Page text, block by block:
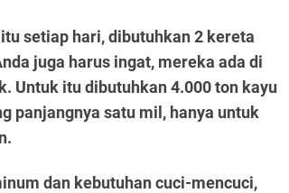
setiap hari, dibutuhkan 2 kereta
juga harus ingat, mereka ada di
Untuk itu dibutuhkan 4.000 ton kayu
panjangnya satu mil, hanya untuk
dan kebutuhan cuci-mencuci,